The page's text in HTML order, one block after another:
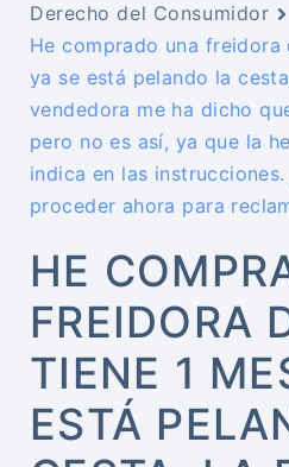
Derecho del Consumidor
He comprado una freidora
ya se está pelando la
vendedora me ha dicho
pero no es así, ya que la
indica en las
proceder ahora para
HE
FREIDORA
TIENE 1
ESTÁ